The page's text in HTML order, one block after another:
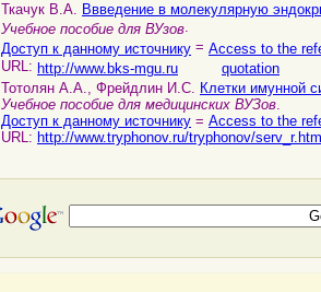
Ткачук В.А. Ввведение в молекулярную
Учебное пособие для ВУзов.
Доступ к данному источнику = Access to the
URL: http://www.bks-mgu.ru
quotation
Тотолян А.А., Фрейдлин И.С. Клетки имунной
Учебное пособие для медицинских ВУЗов.
Доступ к данному источнику = Access to the
URL: http://www.tryphonov.ru/tryphonov/